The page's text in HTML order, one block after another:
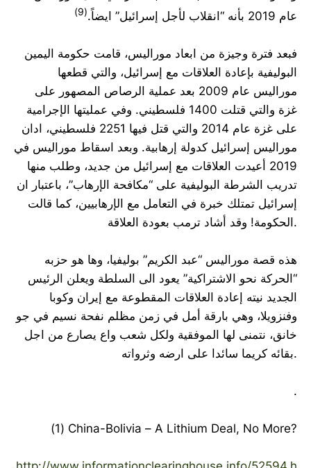
عام 2019 بأنه “انقلاب لأجل إسرائيل” ايضاً.
(9)
فبعد فترة وجيزة من ابعاد موراليس، قامت حكومة اليمين
البوليفية بإعادة العلاقات مع إسرائيل، والتي قطعها
موراليس عام 2009 بعد عملية الرصاص المصهور على
غزة والتي قتلت 1400 فلسطيني. وفي عمليتها الإجرامية
على غزة عام 2014 والتي قتل فيها 2251 فلسطيني، ادان
موراليس إسرائيل كدولة إرهابية. وبعد اسقاط موراليس في
2019 أعيدت العلاقات مع إسرائيل من جديد، وطلب منها
تدريب الشرطة البوليفية على “مكافحة الإرهاب”، باعتبار ان
إسرائيل تمتلك خبرة في التعامل مع الإرهابيين، كما قالت
الحكومة! وقد أشاد ترمب بعودة العلاقة.
هذه قصة موراليس “عبد الكريم” بوليفيا، وها هو حزبه
“الحركة نحو الاشتراكية” يعود الى السلطة ويعلن الرئيس
الجديد نيته إعادة العلاقات المقطوعة مع إيران وكوبا
وفنزويلا، وهي بارقة أمل في زمن مظلم نفحة نسيم في جو
خانق، نتمنى لها الموفقية ولكل شعب واع يصارع من اجل
بقائه كريما سائدا على ارضه وثرواته.
.
(1) China-Bolivia – A Lithium Deal, No More?